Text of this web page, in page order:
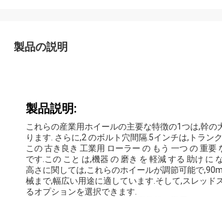
製品の説明
製品説明:
これらの産業用ホイールの主要な特徴の1つは,幹
ります. さらに,2 のボルト穴間隔.5インチは,トラン
この 古き良き 工業用 ローラー の もう 一つ の 重要
です.この こと は,機器 の 磨き を 軽減 する 助け に
高さに関しては,これらのホイールが調節可能で
械まで,幅広い用途に適しています.そして,スレッ
るオプションを選択できます.